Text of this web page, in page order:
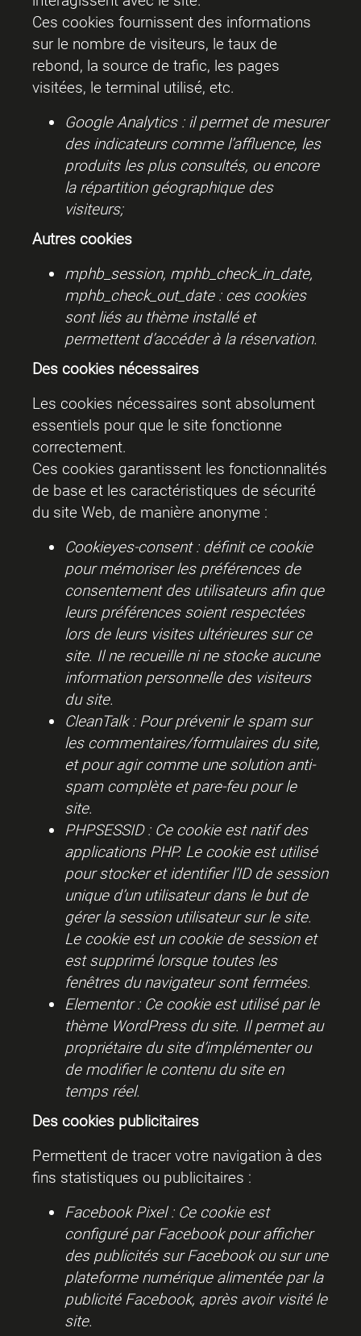
Ces cookies fournissent des informations
sur le nombre de visiteurs, le taux de
rebond, la source de trafic, les pages
visitées, le terminal utilisé, etc.
Google Analytics : il permet de mesurer
des indicateurs comme l’affluence, les
produits les plus consultés, ou encore
la répartition géographique des
visiteurs;
Autres cookies
mphb_session, mphb_check_in_date,
mphb_check_out_date : ces cookies
sont liés au thème installé et
permettent d’accéder à la réservation.
Des cookies nécessaires
Les cookies nécessaires sont absolument
essentiels pour que le site fonctionne
correctement.
Ces cookies garantissent les fonctionnalités
de base et les caractéristiques de sécurité
du site Web, de manière anonyme :
Cookieyes-consent : définit ce cookie
pour mémoriser les préférences de
consentement des utilisateurs afin que
leurs préférences soient respectées
lors de leurs visites ultérieures sur ce
site. Il ne recueille ni ne stocke aucune
information personnelle des visiteurs
du site.
CleanTalk : Pour prévenir le spam sur
les commentaires/formulaires du site,
et pour agir comme une solution anti-
spam complète et pare-feu pour le
site.
PHPSESSID : Ce cookie est natif des
applications PHP. Le cookie est utilisé
pour stocker et identifier l’ID de session
unique d’un utilisateur dans le but de
gérer la session utilisateur sur le site.
Le cookie est un cookie de session et
est supprimé lorsque toutes les
fenêtres du navigateur sont fermées.
Elementor : Ce cookie est utilisé par le
thème WordPress du site. Il permet au
propriétaire du site d’implémenter ou
de modifier le contenu du site en
temps réel.
Des cookies publicitaires
Permettent de tracer votre navigation à des
fins statistiques ou publicitaires :
Facebook Pixel : Ce cookie est
configuré par Facebook pour afficher
des publicités sur Facebook ou sur une
plateforme numérique alimentée par la
publicité Facebook, après avoir visité le
site.